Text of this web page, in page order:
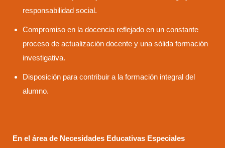
responsabilidad social.
Compromiso en la docencia reflejado en un constante
proceso de actualización docente y una sólida formación
investigativa.
Disposición para contribuir a la formación integral del
alumno.
En el área de Necesidades Educativas Especiales